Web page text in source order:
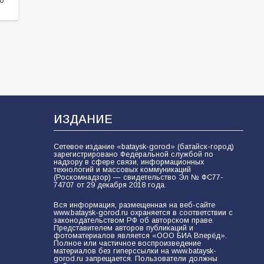
ИЗДАНИЕ
Сетевое издание «bataysk-gorod» (батайск-город)
зарегистрировано Федеральной службой по
надзору в сфере связи, информационных
технологий и массовых коммуникаций
(Роскомнадзор) — свидетельство Эл № ФС77-
74707 от 29 декабря 2018 года.
Вся информация, размещенная на веб-сайте
www.bataysk-gorod.ru охраняется в соответствии с
законодательством РФ об авторском праве.
Представителем авторов публикаций и
фотоматериалов является «ООО БИА Вперёд».
Полное или частичное воспроизведение
материалов без гиперссылки на www.bataysk-
gorod.ru запрещается. Пользователи должны